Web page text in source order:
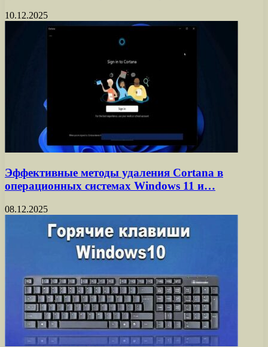
10.12.2025
Эффективные методы удаления Cortana в
операционных системах Windows 11 и…
08.12.2025